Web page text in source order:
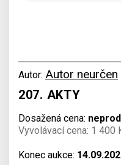
Autor: Autor neurčen
207. AKTY
Dosažená cena:
Vyvolávací cena: 1 400
Konec aukce: